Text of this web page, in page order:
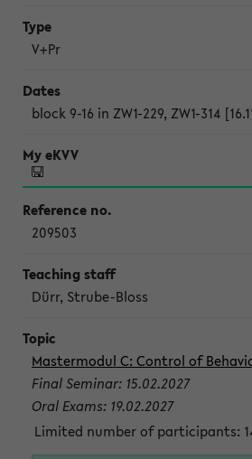
V+Pr
block 9-16 in ZW1-229, ZW1-314
209503
Dürr, Strube-Bloss
Mastermodul C: Control of
Final Seminar: 15.02.2027
Oral Exams: 19.02.2027
Limited number of participants: